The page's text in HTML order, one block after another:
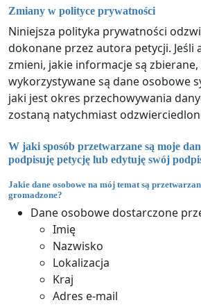
Zmiany w polityce prywatności
Niniejsza polityka prywatności
dokonane przez autora petycji. Jeśli
zmieni, jakie informacje są
wykorzystywane są dane osobowe
jaki jest okres przechowywania
zostaną natychmiast
W jaki sposób przetwarzane są moje
podpisuję petycję lub edytuję swój
Jakie dane osobowe na mój temat są
gromadzone?
Dane osobowe dostarczone
Imię
Nazwisko
Lokalizacja
Kraj
Adres e-mail